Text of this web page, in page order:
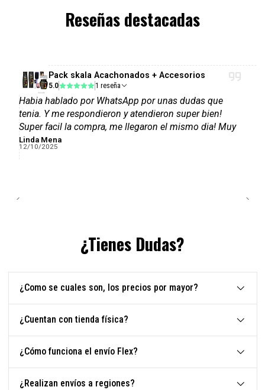
Reseñas destacadas
Pack skala Acachonados + Accesorios
5.0 1 reseña
Habia hablado por WhatsApp por unas dudas que
tenia. Y me respondieron y atendieron super bien!
Super facil la compra, me llegaron el mismo dia! Muy
bien empaquetado! Huele suuper rico! Excelente
servicio!
Linda Mena
12/10/2025
¿Tienes Dudas?
¿Como se cuales son, los precios por mayor?
¿Cuentan con tienda física?
¿Cómo funciona el envío Flex?
¿Realizan envíos a regiones?